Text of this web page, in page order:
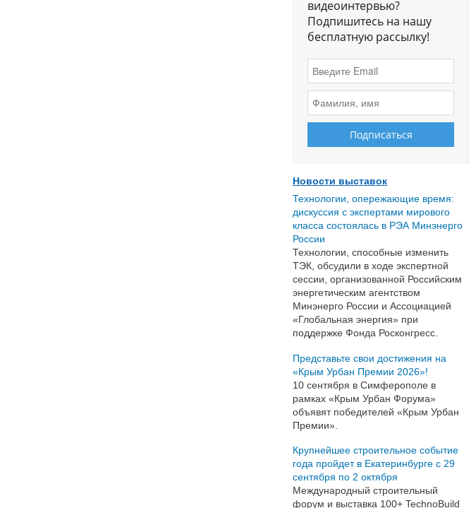
видеоинтервью?
Подпишитесь на нашу
бесплатную рассылку!
Новости выставок
Технологии, опережающие время:
дискуссия с экспертами мирового
класса состоялась в РЭА Минэнерго
России
Технологии, способные изменить
ТЭК, обсудили в ходе экспертной
сессии, организованной Российским
энергетическим агентством
Минэнерго России и Ассоциацией
«Глобальная энергия» при
поддержке Фонда Росконгресс.
Представьте свои достижения на
«Крым Урбан Премии 2026»!
10 сентября в Симферополе в
рамках «Крым Урбан Форума»
объявят победителей «Крым Урбан
Премии».
Крупнейшее строительное событие
года пройдет в Екатеринбурге с 29
сентября по 2 октября
Международный строительный
форум и выставка 100+ TechnoBuild